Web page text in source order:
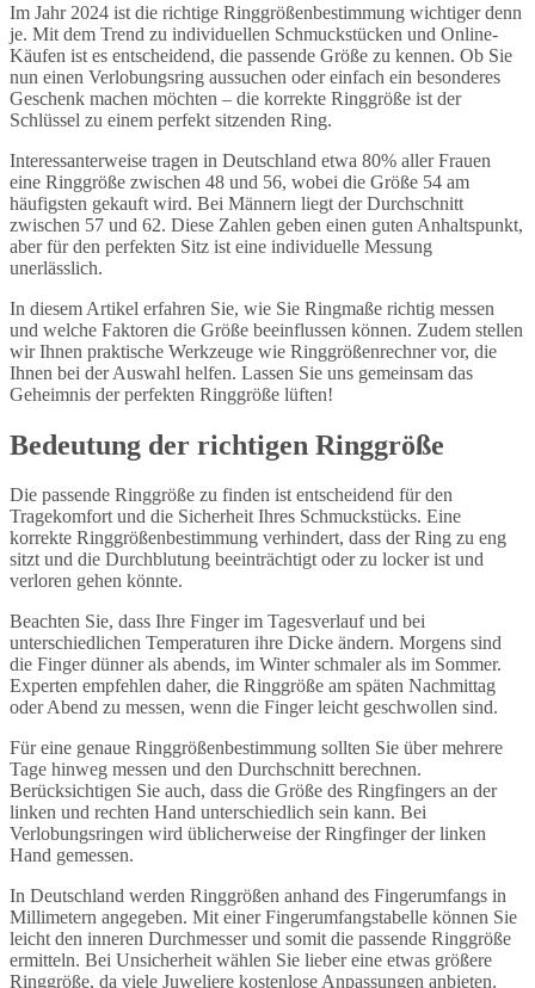
Im Jahr 2024 ist die richtige Ringgrößenbestimmung wichtiger denn
je. Mit dem Trend zu individuellen Schmuckstücken und Online-
Käufen ist es entscheidend, die passende Größe zu kennen. Ob Sie
nun einen Verlobungsring aussuchen oder einfach ein besonderes
Geschenk machen möchten – die korrekte Ringgröße ist der
Schlüssel zu einem perfekt sitzenden Ring.
Interessanterweise tragen in Deutschland etwa 80% aller Frauen
eine Ringgröße zwischen 48 und 56, wobei die Größe 54 am
häufigsten gekauft wird. Bei Männern liegt der Durchschnitt
zwischen 57 und 62. Diese Zahlen geben einen guten Anhaltspunkt,
aber für den perfekten Sitz ist eine individuelle Messung
unerlässlich.
In diesem Artikel erfahren Sie, wie Sie Ringmaße richtig messen
und welche Faktoren die Größe beeinflussen können. Zudem stellen
wir Ihnen praktische Werkzeuge wie Ringgrößenrechner vor, die
Ihnen bei der Auswahl helfen. Lassen Sie uns gemeinsam das
Geheimnis der perfekten Ringgröße lüften!
Bedeutung der richtigen Ringgröße
Die passende Ringgröße zu finden ist entscheidend für den
Tragekomfort und die Sicherheit Ihres Schmuckstücks. Eine
korrekte Ringgrößenbestimmung verhindert, dass der Ring zu eng
sitzt und die Durchblutung beeinträchtigt oder zu locker ist und
verloren gehen könnte.
Beachten Sie, dass Ihre Finger im Tagesverlauf und bei
unterschiedlichen Temperaturen ihre Dicke ändern. Morgens sind
die Finger dünner als abends, im Winter schmaler als im Sommer.
Experten empfehlen daher, die Ringgröße am späten Nachmittag
oder Abend zu messen, wenn die Finger leicht geschwollen sind.
Für eine genaue Ringgrößenbestimmung sollten Sie über mehrere
Tage hinweg messen und den Durchschnitt berechnen.
Berücksichtigen Sie auch, dass die Größe des Ringfingers an der
linken und rechten Hand unterschiedlich sein kann. Bei
Verlobungsringen wird üblicherweise der Ringfinger der linken
Hand gemessen.
In Deutschland werden Ringgrößen anhand des Fingerumfangs in
Millimetern angegeben. Mit einer Fingerumfangstabelle können Sie
leicht den inneren Durchmesser und somit die passende Ringgröße
ermitteln. Bei Unsicherheit wählen Sie lieber eine etwas größere
Ringgröße, da viele Juweliere kostenlose Anpassungen anbieten.